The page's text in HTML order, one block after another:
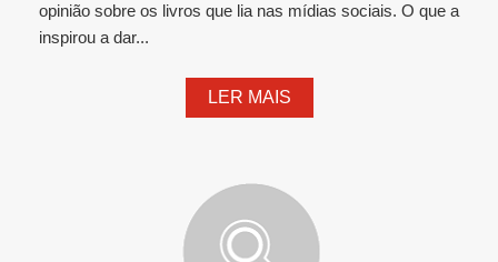
opinião sobre os livros que lia nas mídias sociais. O que a
inspirou a dar...
LER MAIS